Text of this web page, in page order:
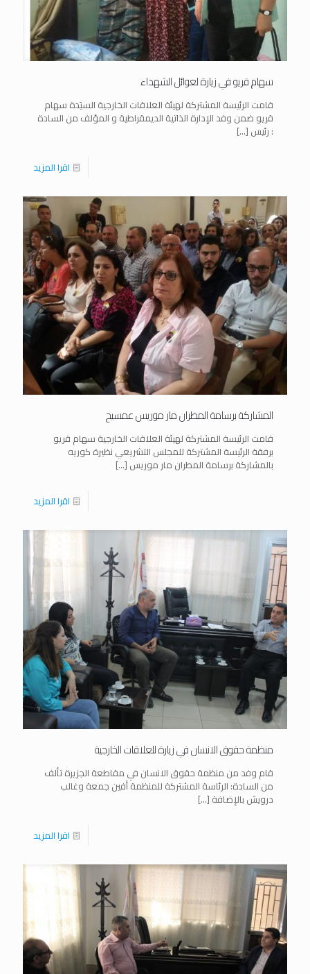
سهام قريو في زيارة لعوائل الشهداء
قامت الرئيسة المشتركة لهيئة العلاقات الخارجية السيَدة سهام
قريو ضمن وفد الإدارة الذاتية الديمقراطية و المؤلف من السادة
: رئيس […]
اقرا المزيد
المشاركة برسامة المطران مار موريس عمسيح
قامت الرئيسة المشتركة لهيئة العلاقات الخارجية سهام قريو
برفقة الرئيسة المشتركة للمجلس التشريعي نظيرة كوريه
بالمشاركة برسامة المطران مار موريس […]
اقرا المزيد
منظمة حقوق الانسان في زيارة للعلاقات الخارجية
قام وفد من منظمة حقوق الانسان في مقاطعة الجزيرة تألف
من السادة: الرئاسة المشتركة للمنظمة أفين جمعة وغالب
درويش بالإضافة […]
اقرا المزيد